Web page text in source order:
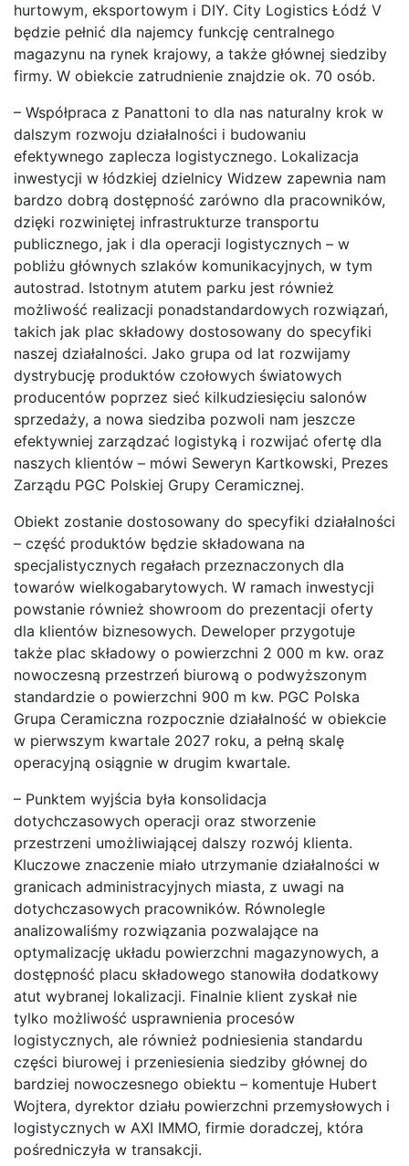
hurtowym, eksportowym i DIY. City Logistics Łódź V
będzie pełnić dla najemcy funkcję centralnego
magazynu na rynek krajowy, a także głównej siedziby
firmy. W obiekcie zatrudnienie znajdzie ok. 70 osób.
– Współpraca z Panattoni to dla nas naturalny krok w
dalszym rozwoju działalności i budowaniu
efektywnego zaplecza logistycznego. Lokalizacja
inwestycji w łódzkiej dzielnicy Widzew zapewnia nam
bardzo dobrą dostępność zarówno dla pracowników,
dzięki rozwiniętej infrastrukturze transportu
publicznego, jak i dla operacji logistycznych – w
pobliżu głównych szlaków komunikacyjnych, w tym
autostrad. Istotnym atutem parku jest również
możliwość realizacji ponadstandardowych rozwiązań,
takich jak plac składowy dostosowany do specyfiki
naszej działalności. Jako grupa od lat rozwijamy
dystrybucję produktów czołowych światowych
producentów poprzez sieć kilkudziesięciu salonów
sprzedaży, a nowa siedziba pozwoli nam jeszcze
efektywniej zarządzać logistyką i rozwijać ofertę dla
naszych klientów – mówi Seweryn Kartkowski, Prezes
Zarządu PGC Polskiej Grupy Ceramicznej.
Obiekt zostanie dostosowany do specyfiki działalności
– część produktów będzie składowana na
specjalistycznych regałach przeznaczonych dla
towarów wielkogabarytowych. W ramach inwestycji
powstanie również showroom do prezentacji oferty
dla klientów biznesowych. Deweloper przygotuje
także plac składowy o powierzchni 2 000 m kw. oraz
nowoczesną przestrzeń biurową o podwyższonym
standardzie o powierzchni 900 m kw. PGC Polska
Grupa Ceramiczna rozpocznie działalność w obiekcie
w pierwszym kwartale 2027 roku, a pełną skalę
operacyjną osiągnie w drugim kwartale.
– Punktem wyjścia była konsolidacja
dotychczasowych operacji oraz stworzenie
przestrzeni umożliwiającej dalszy rozwój klienta.
Kluczowe znaczenie miało utrzymanie działalności w
granicach administracyjnych miasta, z uwagi na
dotychczasowych pracowników. Równolegle
analizowaliśmy rozwiązania pozwalające na
optymalizację układu powierzchni magazynowych, a
dostępność placu składowego stanowiła dodatkowy
atut wybranej lokalizacji. Finalnie klient zyskał nie
tylko możliwość usprawnienia procesów
logistycznych, ale również podniesienia standardu
części biurowej i przeniesienia siedziby głównej do
bardziej nowoczesnego obiektu – komentuje Hubert
Wojtera, dyrektor działu powierzchni przemysłowych i
logistycznych w AXI IMMO, firmie doradczej, która
pośredniczyła w transakcji.